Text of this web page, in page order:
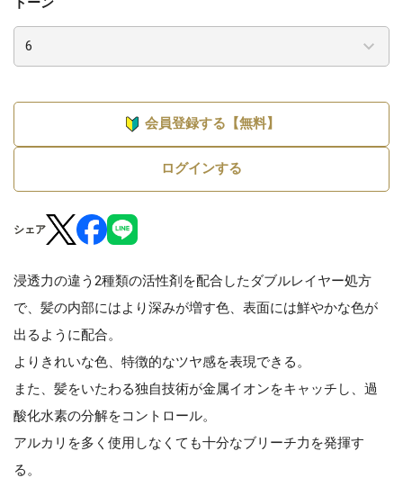
会員登録する【無料】
ログインする
シェア
浸透力の違う2種類の活性剤を配合したダブルレイヤー処方
で、髪の内部にはより深みが増す色、表面には鮮やかな色が
出るように配合。
よりきれいな色、特徴的なツヤ感を表現できる。
また、髪をいたわる独自技術が金属イオンをキャッチし、過
酸化水素の分解をコントロール。
アルカリを多く使用しなくても十分なブリーチ力を発揮す
る。